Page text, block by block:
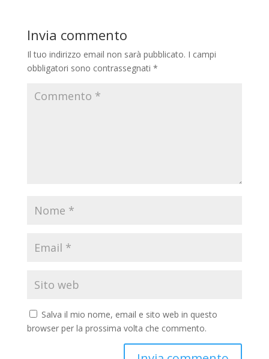
Invia commento
Il tuo indirizzo email non sarà pubblicato. I campi
obbligatori sono contrassegnati *
Salva il mio nome, email e sito web in questo
browser per la prossima volta che commento.